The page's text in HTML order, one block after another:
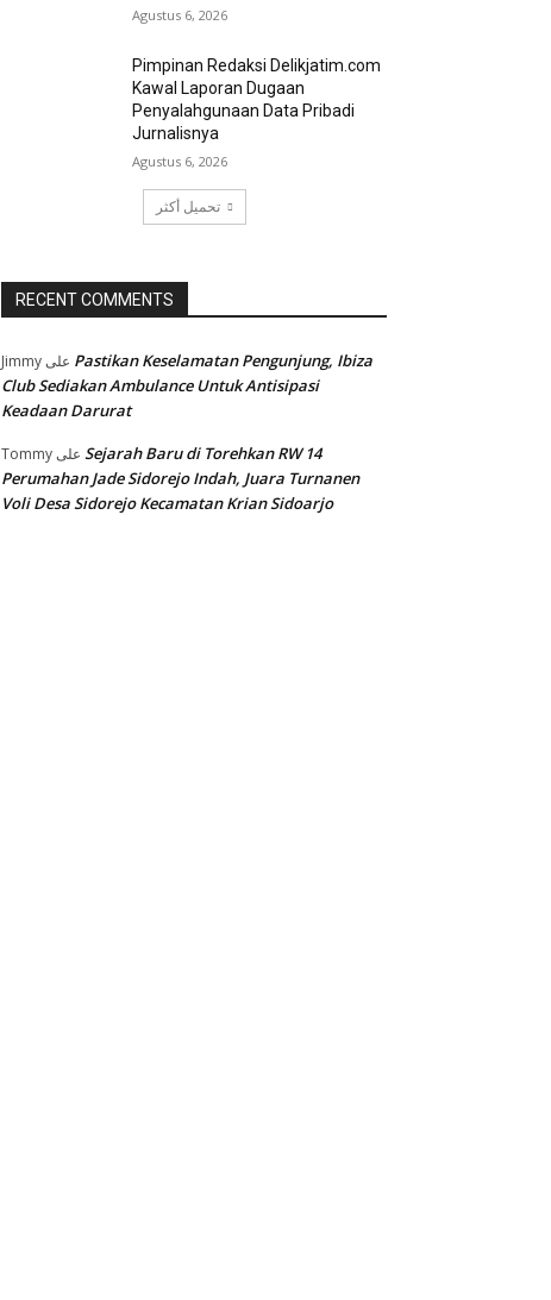
Agustus 6, 2026
Pimpinan Redaksi Delikjatim.com
Kawal Laporan Dugaan
Penyalahgunaan Data Pribadi
Jurnalisnya
Agustus 6, 2026
تحميل أكثر
RECENT COMMENTS
Jimmy
Pastikan Keselamatan Pengunjung, Ibiza
Club Sediakan Ambulance Untuk Antisipasi
Keadaan Darurat
Tommy
Sejarah Baru di Torehkan RW 14
Perumahan Jade Sidorejo Indah, Juara Turnanen
Voli Desa Sidorejo Kecamatan Krian Sidoarjo